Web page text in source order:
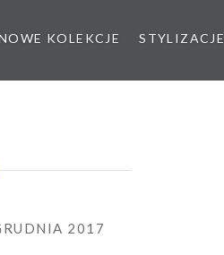
KOLEKCJE STYLIZACJE
2017